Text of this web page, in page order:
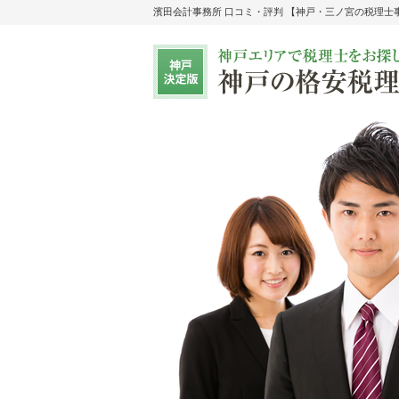
濱田会計事務所 口コミ・評判 【神戸・三ノ宮の税理士